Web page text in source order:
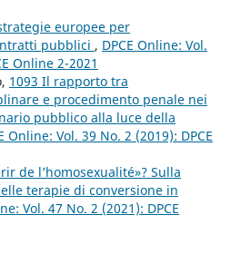
europee per
pubblici , DPCE Online: Vol.
Online 2-2021
1093 Il rapporto tra
e procedimento penale nei
pubblico alla luce della
Online: Vol. 39 No. 2 (2019): DPCE
de l’homosexualité»? Sulla
terapie di conversione in
Vol. 47 No. 2 (2021): DPCE